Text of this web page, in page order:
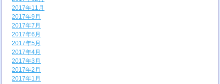
2017年11月
2017年9月
2017年7月
2017年6月
2017年5月
2017年4月
2017年3月
2017年2月
2017年1月